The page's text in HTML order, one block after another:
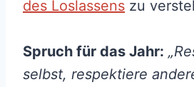
des Loslassens zu
Spruch für das Jahr:
selbst, respektiere